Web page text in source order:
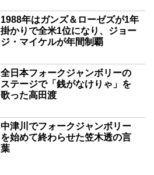
1988年はガンズ＆ローゼズが1年
掛かりで全米1位になり、ジョー
ジ・マイケルが年間制覇
全日本フォークジャンボリーの
ステージで「銭がなけりゃ」を
歌った高田渡
中津川でフォークジャンボリー
を始めて終わらせた笠木透の言
葉